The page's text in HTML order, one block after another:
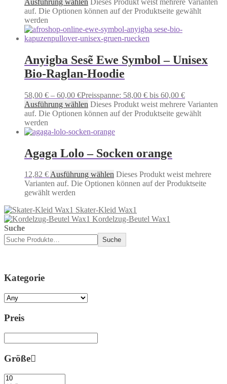
auf. Die Optionen können auf der Produktseite gewählt
werden
Anyigba Sesẽ Ewe Symbol – Unisex
Bio-Raglan-Hoodie
58,00 € – 60,00 €Preisspanne: 58,00 € bis 60,00 €
Ausführung wählen Dieses Produkt weist mehrere Varianten
auf. Die Optionen können auf der Produktseite gewählt
werden
Agaga Lolo – Socken orange
12,82 €Ausführung wählen Dieses Produkt weist mehrere
Varianten auf. Die Optionen können auf der Produktseite
gewählt werden
Skater-Kleid Wax1
Kordelzug-Beutel Wax1
Suche
Suche
Kategorie
Preis
Größe